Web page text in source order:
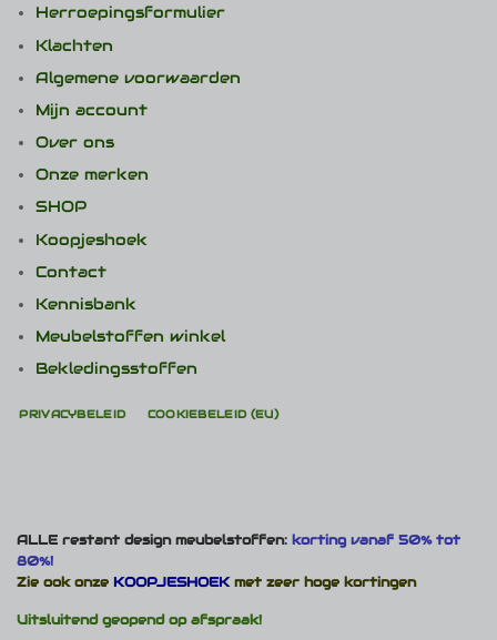
Herroepingsformulier
Klachten
Algemene voorwaarden
Mijn account
Over ons
Onze merken
SHOP
Koopjeshoek
Contact
Kennisbank
Meubelstoffen winkel
Bekledingsstoffen
PRIVACYBELEID COOKIEBELEID (EU)
ALLE restant design meubelstoffen: korting vanaf 50% tot
80%!
Zie ook onze KOOPJESHOEKmet zeer hoge kortingen
Uitsluitend geopend op afspraak!